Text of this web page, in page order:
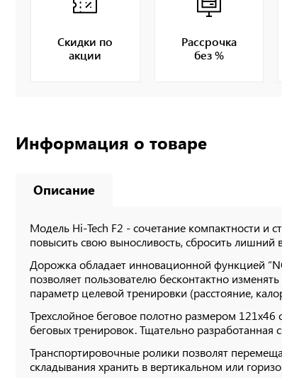
Скидки по
акции
Рассрочка
без %
Информация о товаре
Описание
Модель Hi-Tech F2 - сочетание компактности и
повысить свою выносливость, сбросить лишний
Дорожка обладает инновационной функцией
позволяет пользователю бесконтактно
параметр целевой тренировки (расстояние,
Трехслойное беговое полотно размером
беговых тренировок. Тщательно разработанная
Транспортировочные ролики позволят
складывания хранить в вертикальном или